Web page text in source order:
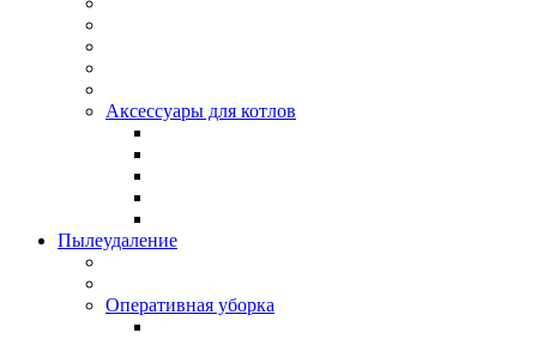
Аксессуары для котлов
Пылеудаление
Оперативная уборка